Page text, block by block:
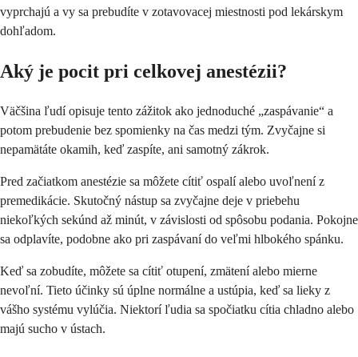
vyprchajú a vy sa prebudíte v zotavovacej miestnosti pod lekárskym
dohľadom.
Aký je pocit pri celkovej anestézii?
Väčšina ľudí opisuje tento zážitok ako jednoduché „zaspávanie“ a
potom prebudenie bez spomienky na čas medzi tým. Zvyčajne si
nepamätáte okamih, keď zaspíte, ani samotný zákrok.
Pred začiatkom anestézie sa môžete cítiť ospalí alebo uvoľnení z
premedikácie. Skutočný nástup sa zvyčajne deje v priebehu
niekoľkých sekúnd až minút, v závislosti od spôsobu podania. Pokojne
sa odplavíte, podobne ako pri zaspávaní do veľmi hlbokého spánku.
Keď sa zobudíte, môžete sa cítiť otupení, zmätení alebo mierne
nevoľní. Tieto účinky sú úplne normálne a ustúpia, keď sa lieky z
vášho systému vylúčia. Niektorí ľudia sa spočiatku cítia chladno alebo
majú sucho v ústach.